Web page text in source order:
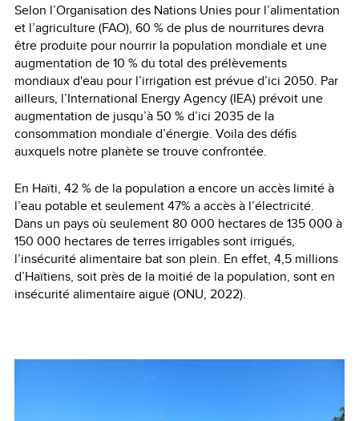
Selon l’Organisation des Nations Unies pour l’alimentation
et l’agriculture (FAO), 60 % de plus de nourritures devra
être produite pour nourrir la population mondiale et une
augmentation de 10 % du total des prélèvements
mondiaux d'eau pour l’irrigation est prévue d’ici 2050. Par
ailleurs, l’International Energy Agency (IEA) prévoit une
augmentation de jusqu’à 50 % d’ici 2035 de la
consommation mondiale d’énergie. Voila des défis
auxquels notre planète se trouve confrontée.
En Haïti, 42 % de la population a encore un accès limité à
l’eau potable et seulement 47% a accès à l’électricité.
Dans un pays où seulement 80 000 hectares de 135 000 à
150 000 hectares de terres irrigables sont irrigués,
l’insécurité alimentaire bat son plein. En effet, 4,5 millions
d’Haïtiens, soit près de la moitié de la population, sont en
insécurité alimentaire aiguë (ONU, 2022).